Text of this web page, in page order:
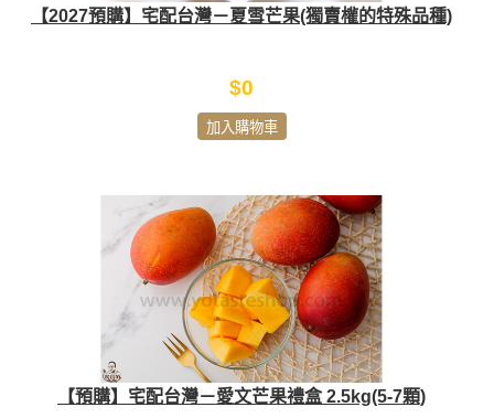
【2027預購】宅配台灣－夏雪芒果(獨賣權的特殊品種)
$0
加入購物車
【預購】宅配台灣－愛文芒果禮盒 2.5kg(5-7顆)